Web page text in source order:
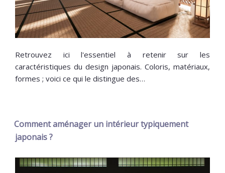
Retrouvez ici l'essentiel à retenir sur les
caractéristiques du design japonais. Coloris, matériaux,
formes ; voici ce qui le distingue des…
Comment aménager un intérieur typiquement
japonais ?